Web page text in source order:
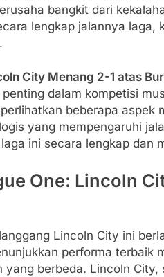
bangkit dari
lengkap jalannya laga,
City Menang 2-1 atas
dalam kompetisi
beberapa aspek
yang mempengaruhi
ini secara lengkap dan
One: Lincoln
Lincoln City ini
performa terbaik
berbeda. Lincoln